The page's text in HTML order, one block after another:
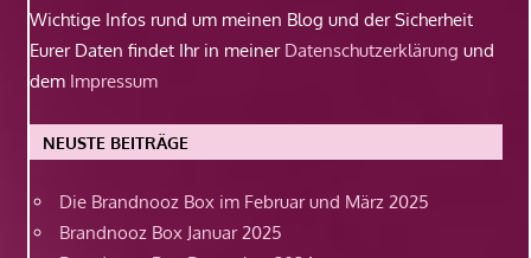
Wichtige Infos rund um meinen Blog und der Sicherheit
Eurer Daten findet Ihr in meiner Datenschutzerklärung und
dem Impressum
NEUSTE BEITRÄGE
Die Brandnooz Box im Februar und März 2025
Brandnooz Box Januar 2025